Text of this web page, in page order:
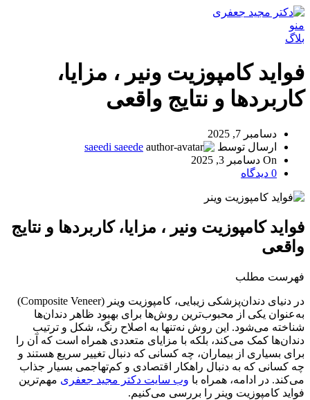
منو
بلاگ
فواید کامپوزیت ونیر ، مزایا،
کاربردها و نتایج واقعی
دسامبر 7, 2025
ارسال توسط
saeedi saeede
On دسامبر 3, 2025
0 دیدگاه
فواید کامپوزیت ونیر ، مزایا، کاربردها و نتایج
واقعی
فهرست مطلب
در دنیای دندان‌پزشکی زیبایی، کامپوزیت وینر (Composite Veneer)
به‌عنوان یکی از محبوب‌ترین روش‌ها برای بهبود ظاهر دندان‌ها
شناخته می‌شود. این روش نه‌تنها به اصلاح رنگ، شکل و ترتیب
دندان‌ها کمک می‌کند، بلکه با مزایای متعددی همراه است که آن را
برای بسیاری از بیماران، چه کسانی که دنبال تغییر سریع هستند و
چه کسانی که به دنبال راهکار اقتصادی و کم‌تهاجمی بسیار جذاب
می‌کند. در ادامه، همراه با وب سایت دکتر مجید جعفری مهم‌ترین
فواید کامپوزیت وینر را بررسی می‌کنیم.